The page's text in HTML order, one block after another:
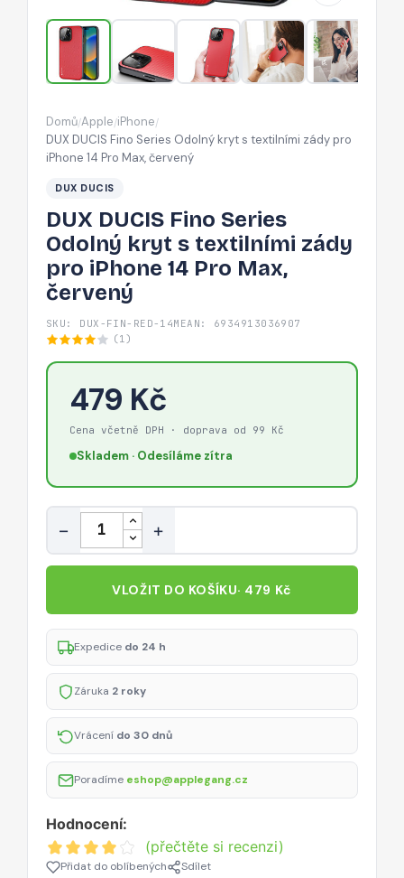
s
textilními
zády
pro
14
Domů/Apple/iPhone/
DUX DUCIS Fino Series Odolný kryt s textilními zády pro
iPhone 14 Pro Max, červený
DUX DUCIS
DUX DUCIS Fino Series
Odolný kryt s textilními zády
pro iPhone 14 Pro Max,
červený
SKU: DUX-FIN-RED-14M EAN: 6934913036907
(1)
479 Kč
Cena včetně DPH · doprava od 99 Kč
Skladem · Odesíláme zítra
Množství
− +
VLOŽIT DO KOŠÍKU· 479 Kč
Expedice do 24 h
Záruka 2 roky
Vrácení do 30 dnů
Poradíme eshop@applegang.cz
Hodnocení:
(přečtěte si recenzi)
Přidat do oblíbených Sdílet